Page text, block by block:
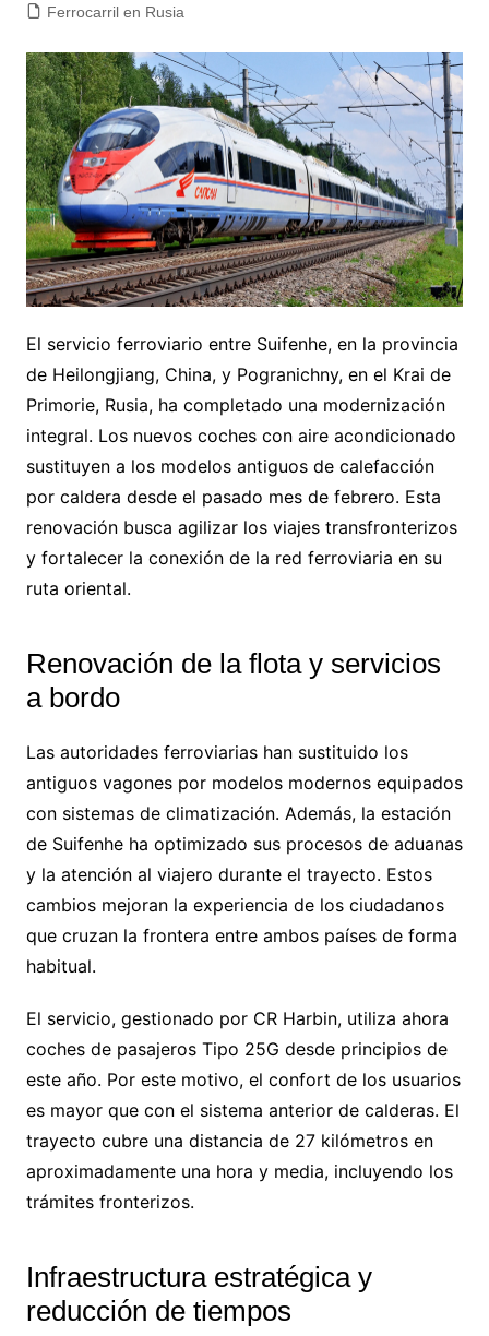
Ferrocarril en Rusia
El servicio ferroviario entre Suifenhe, en la provincia
de Heilongjiang, China, y Pogranichny, en el Krai de
Primorie, Rusia, ha completado una modernización
integral. Los nuevos coches con aire acondicionado
sustituyen a los modelos antiguos de calefacción
por caldera desde el pasado mes de febrero. Esta
renovación busca agilizar los viajes transfronterizos
y fortalecer la conexión de la red ferroviaria en su
ruta oriental.
Renovación de la flota y servicios
a bordo
Las autoridades ferroviarias han sustituido los
antiguos vagones por modelos modernos equipados
con sistemas de climatización. Además, la estación
de Suifenhe ha optimizado sus procesos de aduanas
y la atención al viajero durante el trayecto. Estos
cambios mejoran la experiencia de los ciudadanos
que cruzan la frontera entre ambos países de forma
habitual.
El servicio, gestionado por CR Harbin, utiliza ahora
coches de pasajeros Tipo 25G desde principios de
este año. Por este motivo, el confort de los usuarios
es mayor que con el sistema anterior de calderas. El
trayecto cubre una distancia de 27 kilómetros en
aproximadamente una hora y media, incluyendo los
trámites fronterizos.
Infraestructura estratégica y
reducción de tiempos